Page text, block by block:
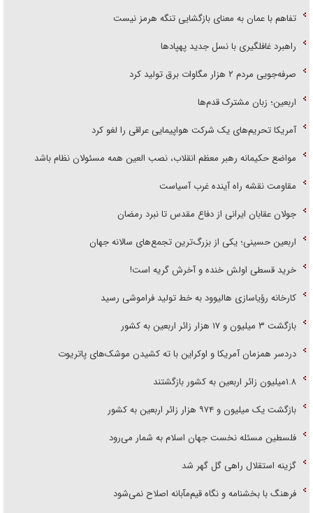
تفاهم با عمان به معنای بازگشایی تنگه هرمز نیست
راهبرد غافلگیری با نسل جدید پهپاد‌ها
صرفه‌جویی مردم ۲ هزار مگاوات برق تولید کرد
اربعین؛ زبان مشترک قدم‌ها
آمریکا تحریم‌های یک شرکت هواپیمایی عراقی را لغو کرد
مواضع حکیمانه رهبر معظم انقلاب، نصب العین همه مسئولان نظام باشد
مقاومت نقشه راه آینده غرب آسیاست
جولان عقابان ایرانی از دفاع مقدس تا نبرد رمضان
اربعین حسینی؛ یکی از بزرگ‌ترین تجمع‌های سالانه جهان
خرید قسطی اولش خنده و آخرش گریه است!
کارخانه رؤیاسازی هالیوود به خط تولید فراموشی رسید
بازگشت ۳ میلیون و ۱۷ هزار زائر اربعین به کشور
دردسر همزمان آمریکا و اوکراین با ته کشیدن موشک‌های پاتریوت
۱.۸میلیون زائر اربعین به کشور بازگشتند
بازگشت یک میلیون و ۹۷۴ هزار زائر اربعین به کشور
فلسطین مسئله نخست جهان اسلام به شمار می‌رود
گزینه استقلال راهی گل گهر شد
فرهنگ با بخشنامه و نگاه قیم‌مآبانه اصلاح نمی‌شود